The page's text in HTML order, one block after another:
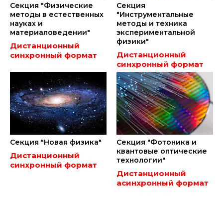
Секция "Физические
методы в естественных
науках и
материаловедении"
Дистанционный
синхронный формат
Секция
"Инструментальные
методы и техника
экспериментальной
физики"
Дистанционный
синхронный формат
Секция "Новая физика"
Дистанционный
синхронный формат
Секция "Фотоника и
квантовые оптические
технологии"
Дистанционный
асинхронный формат